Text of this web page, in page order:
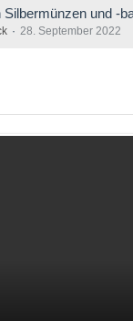
Silbermünzen und -
28. September 2022